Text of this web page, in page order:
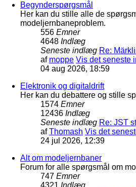
Begynderspørgsmål
Her kan du stille alle de
modeljernbaneproblem.
556 Emner
4648 Indlæg
Seneste indlæg Re:
af moppe Vis det seneste
04 aug 2026, 18:59
Elektronik og digitaldrift
Her kan du debattere og stille
1574 Emner
12436 Indlæg
Seneste indlæg Re: JST
afThomash Vis det
24 jul 2026, 12:39
Alt om modeljernbaner
Forum for alle spørgsmål om
747 Emner